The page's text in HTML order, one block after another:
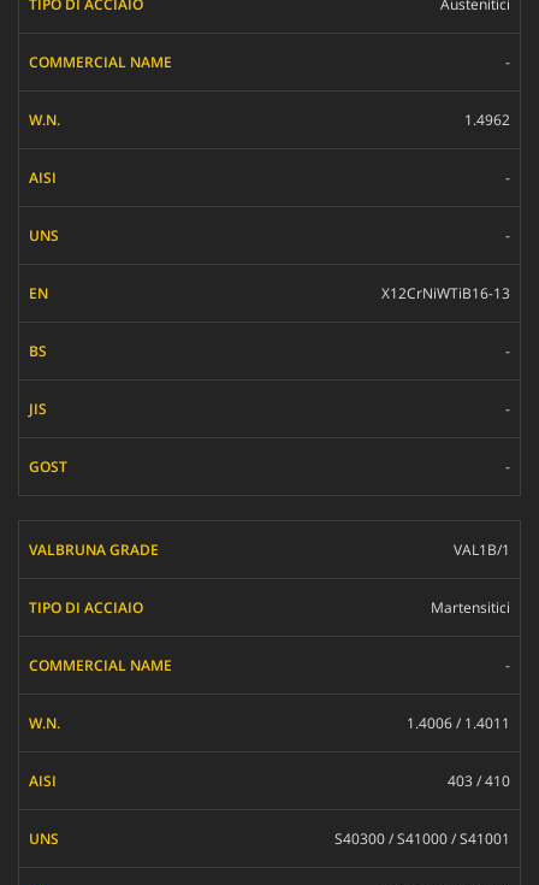
W.N.
AISI
UNS
BS
JIS
GOST
Austenitici
-
1.4962
-
-
X12CrNiWTiB16-13
-
-
-
VAL1B/1
Martensitici
-
1.4006 / 1.4011
403 / 410
S40300 / S41000 / S41001